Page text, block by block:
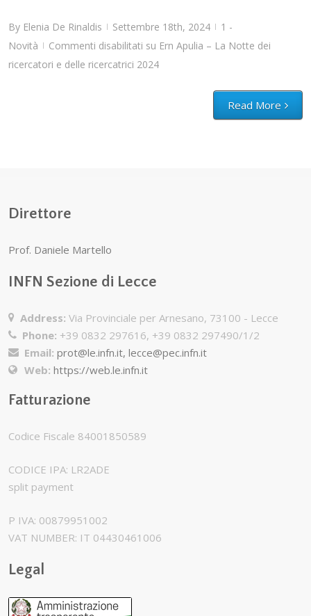
By Elenia De Rinaldis | Settembre 18th, 2024 |
1 -
Novità
| Commenti disabilitati su Ern Apulia – La Notte dei
ricercatori e delle ricercatrici 2024
Read More
Direttore
Prof. Daniele Martello
INFN Sezione di Lecce
Address: Via Provinciale per Arnesano, 73100 - Lecce
Phone: +39 0832 297616, +39 0832 297490/1/2
Email: prot@le.infn.it, lecce@pec.infn.it
Web: https://web.le.infn.it
Fatturazione
Codice Fiscale 84001850589
CODICE IPA: LR2ADE
split payment
P IVA: 00879951002
VAT NUMBER: IT 04430461006
Legal